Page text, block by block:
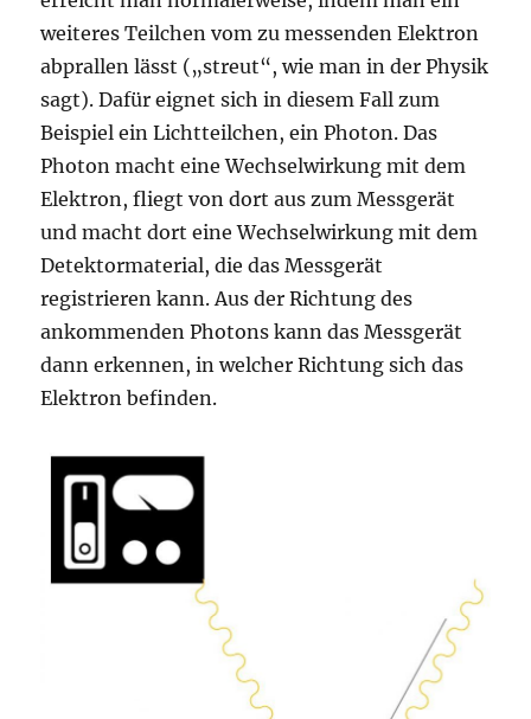
weiteres Teilchen vom zu messenden Elektron
abprallen lässt („streut“, wie man in der Physik
sagt). Dafür eignet sich in diesem Fall zum
Beispiel ein Lichtteilchen, ein Photon. Das
Photon macht eine Wechselwirkung mit dem
Elektron, fliegt von dort aus zum Messgerät
und macht dort eine Wechselwirkung mit dem
Detektormaterial, die das Messgerät
registrieren kann. Aus der Richtung des
ankommenden Photons kann das Messgerät
dann erkennen, in welcher Richtung sich das
Elektron befinden.